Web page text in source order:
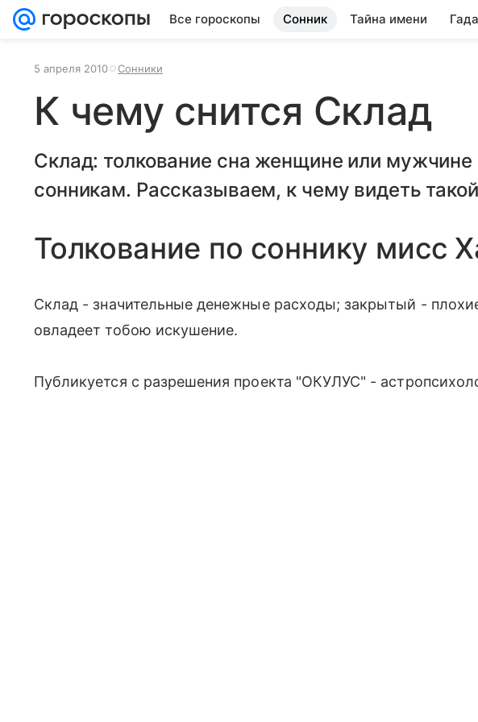
Все гороскопы Сонник Тайна имени
5 апреля 2010 Сонники
К чему снится Склад
Склад: толкование сна женщине или
сонникам. Рассказываем, к чему видеть
Толкование по соннику мисс
Склад - значительные денежные расходы; закрытый -
овладеет тобою искушение.
Публикуется с разрешения проекта "ОКУЛУС" -